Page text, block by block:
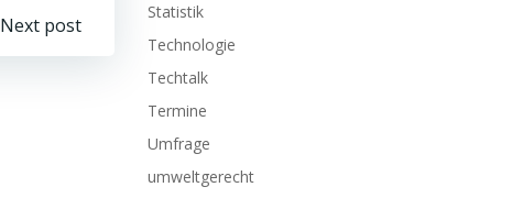
Next post
Statistik
Technologie
Techtalk
Termine
Umfrage
umweltgerecht